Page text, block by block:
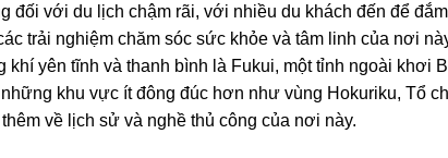
đối với du lịch chậm rãi, với nhiều du khách đến để
trải nghiệm chăm sóc sức khỏe và tâm linh của nơi
yên tĩnh và thanh bình là Fukui, một tỉnh ngoài khơi
khu vực ít đông đúc hơn như vùng Hokuriku, Tổ
về lịch sử và nghề thủ công của nơi này.